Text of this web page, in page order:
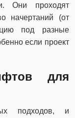
Они проходят
начертаний (от
под разные
если проект
для
подходов, и